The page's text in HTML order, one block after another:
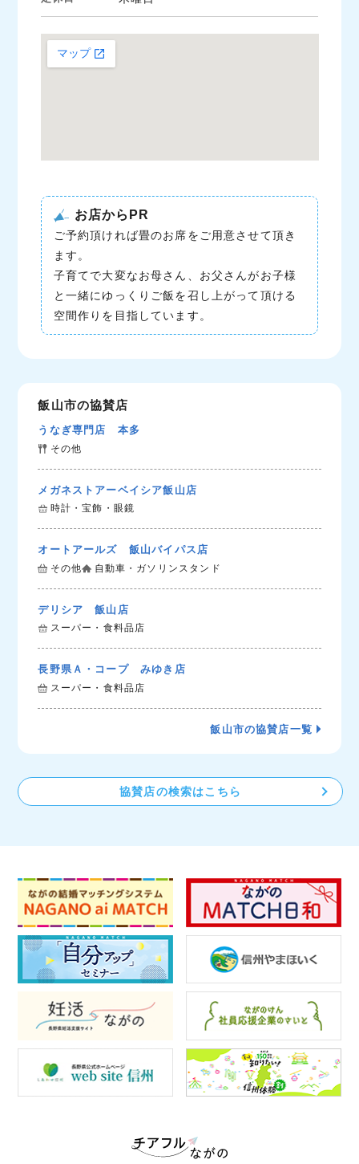
お店からPR
ご予約頂ければ畳のお席をご用意させて頂き
ます。
子育てで大変なお母さん、お父さんがお子様
と一緒にゆっくりご飯を召し上がって頂ける
空間作りを目指しています。
飯山市の協賛店
うなぎ専門店 本多
その他
メガネストアーベイシア飯山店
時計・宝飾・眼鏡
オートアールズ 飯山バイパス店
その他 自動車・ガソリンスタンド
デリシア 飯山店
スーパー・食料品店
長野県Ａ・コープ みゆき店
スーパー・食料品店
飯山市の協賛店一覧
協賛店の検索はこちら